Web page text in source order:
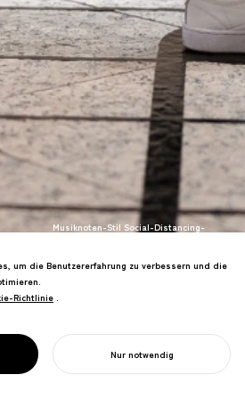
Musiknoten-Stil Social-Distancing-
öffentlichen Räumen implementiert und
Designlösung geworden. Vorgestellt in
verschiedenen kommerziellen
Einrichtungen
um die Benutzererfahrung zu verbessern und die
Richtlinie
Richtlinie .
Nur notwendig